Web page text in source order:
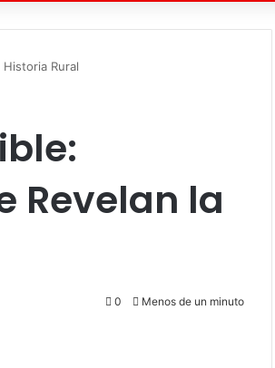
Rural
Revelan la
0 Menos de un minuto